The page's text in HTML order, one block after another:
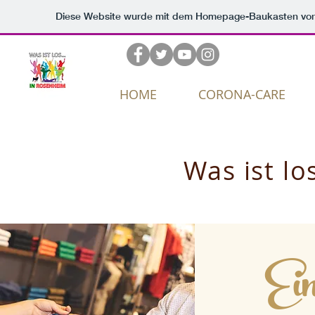
Diese Website wurde mit dem Homepage-Baukasten
HOME CORONA-CARE
Was ist